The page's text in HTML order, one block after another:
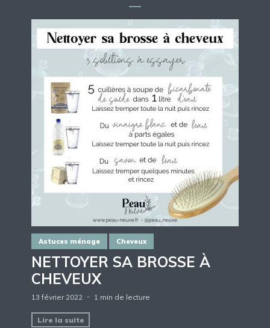
Astuces ménage Cheveux
NETTOYER SA BROSSE À
CHEVEUX
13 février 2022 1 min de lecture
Lire la suite